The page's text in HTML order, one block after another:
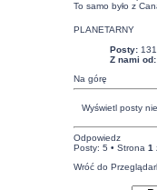
To samo było z
PLANETARNY
Posty:131
Z nami od:
Na górę
Wyświetl posty
Odpowiedz
Posty: 5 • Strona 1
Wróć do